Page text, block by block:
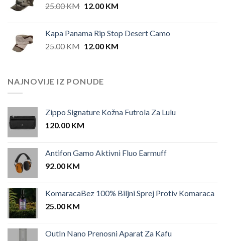
25.00KM Original
25.00 KM.
12.00 KMCurrent
12.00 KM.
Kapa Panama Rip Stop Desert Camo
25.00KM Original
25.00 KM.
12.00 KMCurrent
NAJNOVIJE IZ PONUDE
Zippo Signature Kožna Futrola Za Lulu
120.00 KM
Antifon Gamo Aktivni Fluo Earmuff
92.00 KM
KomaracaBez 100% Biljni Sprej Protiv Komaraca
25.00 KM
OutIn Nano Prenosni Aparat Za Kafu